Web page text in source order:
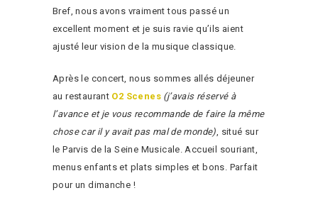
Bref, nous avons vraiment tous passé un
excellent moment et je suis ravie qu’ils aient
ajusté leur vision de la musique classique.
Après le concert, nous sommes allés déjeuner
au restaurant O2 Scenes (j’avais réservé à
l’avance et je vous recommande de faire la même
chose car il y avait pas mal de monde), situé sur
le Parvis de la Seine Musicale. Accueil souriant,
menus enfants et plats simples et bons. Parfait
pour un dimanche !